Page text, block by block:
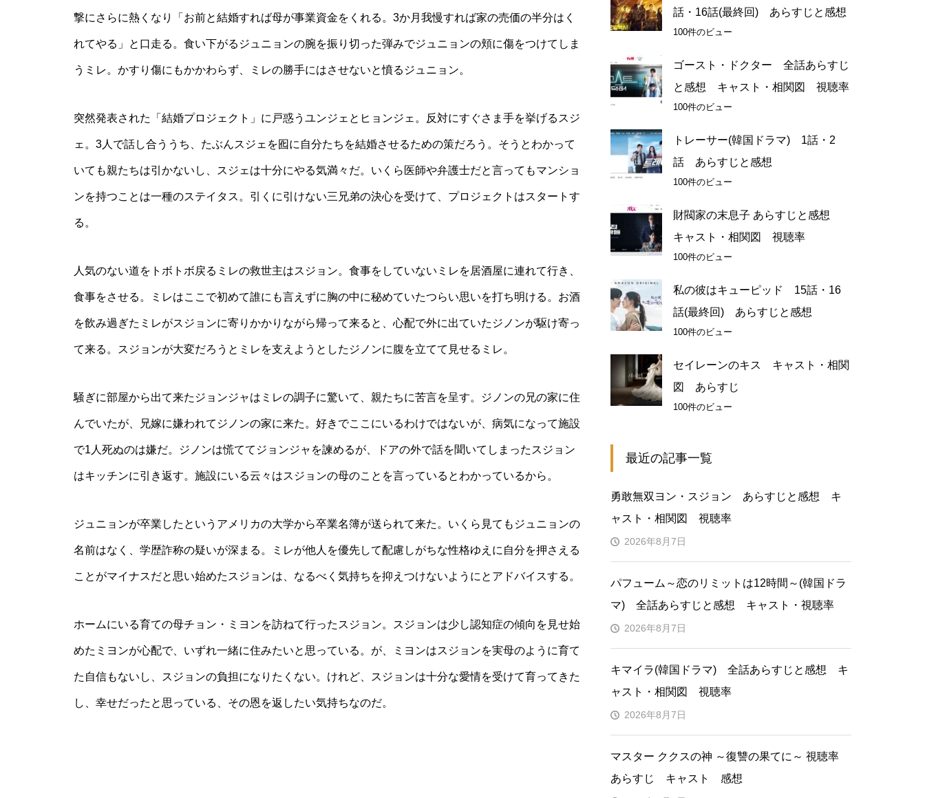
撃にさらに熱くなり「お前と結婚すれば母が事業資金をくれる。3か月我慢すれば家の売価の半分はく
れてやる」と口走る。食い下がるジュニョンの腕を振り切った弾みでジュニョンの頬に傷をつけてしま
うミレ。かすり傷にもかかわらず、ミレの勝手にはさせないと憤るジュニョン。
突然発表された「結婚プロジェクト」に戸惑うユンジェとヒョンジェ。反対にすぐさま手を挙げるスジ
ェ。3人で話し合ううち、たぶんスジェを囮に自分たちを結婚させるための策だろう。そうとわかって
いても親たちは引かないし、スジェは十分にやる気満々だ。いくら医師や弁護士だと言ってもマンショ
ンを持つことは一種のステイタス。引くに引けない三兄弟の決心を受けて、プロジェクトはスタートす
る。
人気のない道をトボトボ戻るミレの救世主はスジョン。食事をしていないミレを居酒屋に連れて行き、
食事をさせる。ミレはここで初めて誰にも言えずに胸の中に秘めていたつらい思いを打ち明ける。お酒
を飲み過ぎたミレがスジョンに寄りかかりながら帰って来ると、心配で外に出ていたジノンが駆け寄っ
て来る。スジョンが大変だろうとミレを支えようとしたジノンに腹を立てて見せるミレ。
騒ぎに部屋から出て来たジョンジャはミレの調子に驚いて、親たちに苦言を呈す。ジノンの兄の家に住
んでいたが、兄嫁に嫌われてジノンの家に来た。好きでここにいるわけではないが、病気になって施設
で1人死ぬのは嫌だ。ジノンは慌ててジョンジャを諫めるが、ドアの外で話を聞いてしまったスジョン
はキッチンに引き返す。施設にいる云々はスジョンの母のことを言っているとわかっているから。
ジュニョンが卒業したというアメリカの大学から卒業名簿が送られて来た。いくら見てもジュニョンの
名前はなく、学歴詐称の疑いが深まる。ミレが他人を優先して配慮しがちな性格ゆえに自分を押さえる
ことがマイナスだと思い始めたスジョンは、なるべく気持ちを抑えつけないようにとアドバイスする。
ホームにいる育ての母チョン・ミヨンを訪ねて行ったスジョン。スジョンは少し認知症の傾向を見せ始
めたミヨンが心配で、いずれ一緒に住みたいと思っている。が、ミヨンはスジョンを実母のように育て
た自信もないし、スジョンの負担になりたくない。けれど、スジョンは十分な愛情を受けて育ってきた
し、幸せだったと思っている、その恩を返したい気持ちなのだ。
話・16話(最終回) あらすじと感想
100件のビュー
ゴースト・ドクター 全話あらすじ
と感想 キャスト・相関図 視聴率
100件のビュー
トレーサー(韓国ドラマ) 1話・2
話 あらすじと感想
100件のビュー
財閥家の末息子 あらすじと感想
キャスト・相関図 視聴率
100件のビュー
私の彼はキューピッド 15話・16
話(最終回) あらすじと感想
100件のビュー
セイレーンのキス キャスト・相関
図 あらすじ
100件のビュー
最近の記事一覧
勇敢無双ヨン・スジョン あらすじと感想 キ
ャスト・相関図 視聴率
2026年8月7日
パフューム～恋のリミットは12時間～(韓国ドラ
マ) 全話あらすじと感想 キャスト・視聴率
2026年8月7日
キマイラ(韓国ドラマ) 全話あらすじと感想 キ
ャスト・相関図 視聴率
2026年8月7日
マスター ククスの神 ～復讐の果てに～ 視聴率
あらすじ キャスト 感想